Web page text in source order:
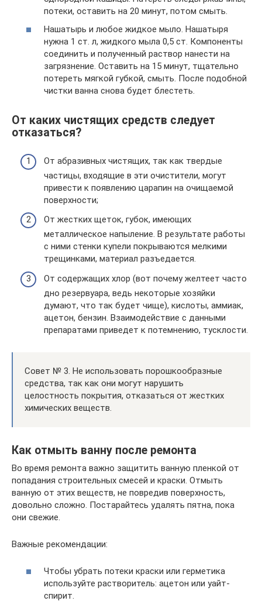
потеки, оставить на 20 минут, потом смыть.
Нашатырь и любое жидкое мыло. Нашатыря
нужна 1 ст. л, жидкого мыла 0,5 ст. Компоненты
соединить и полученный раствор нанести на
загрязнение. Оставить на 15 минут, тщательно
потереть мягкой губкой, смыть. После подобной
чистки ванна снова будет блестеть.
От каких чистящих средств следует
отказаться?
От абразивных чистящих, так как твердые
частицы, входящие в эти очистители, могут
привести к появлению царапин на очищаемой
поверхности;
От жестких щеток, губок, имеющих
металлическое напыление. В результате работы
с ними стенки купели покрываются мелкими
трещинками, материал разъедается.
От содержащих хлор (вот почему желтеет часто
дно резервуара, ведь некоторые хозяйки
думают, что так будет чище), кислоты, аммиак,
ацетон, бензин. Взаимодействие с данными
препаратами приведет к потемнению, тусклости.
Совет № 3. Не использовать порошкообразные
средства, так как они могут нарушить
целостность покрытия, отказаться от жестких
химических веществ.
Как отмыть ванну после ремонта
Во время ремонта важно защитить ванную пленкой от
попадания строительных смесей и краски. Отмыть
ванную от этих веществ, не повредив поверхность,
довольно сложно. Постарайтесь удалять пятна, пока
они свежие.
Важные рекомендации:
Чтобы убрать потеки краски или герметика
используйте растворитель: ацетон или уайт-
спирит.